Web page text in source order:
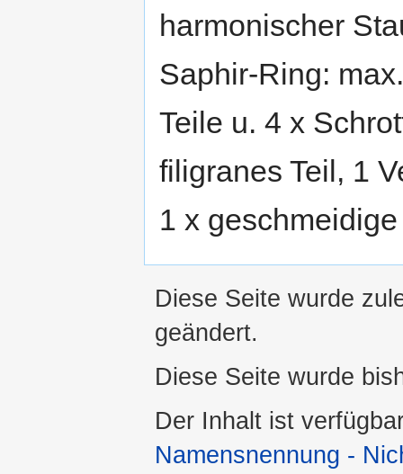
harmonischer
Saphir-Ring:
Teile u. 4 x
filigranes Teil, 1
1 x
Diese Seite wurde
geändert.
Diese Seite wurde
Der Inhalt ist
Namensnennung -